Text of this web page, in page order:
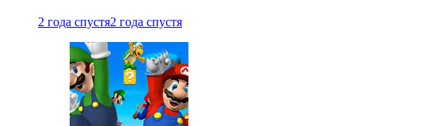
2 года спустя2 года спустя